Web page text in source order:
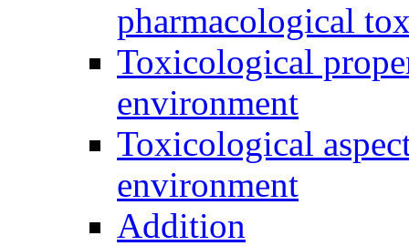
pharmacological
Toxicological
environment
Toxicological
environment
Addition